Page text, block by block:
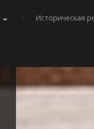
Историческая